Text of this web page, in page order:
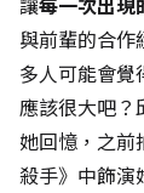
與前輩的合作
多人可能會覺
應該很大吧？
她回憶，之前
殺手》中飾演